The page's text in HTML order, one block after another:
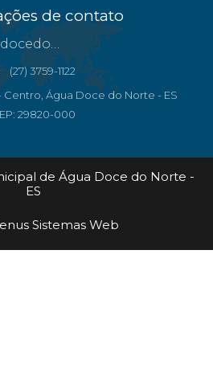
de contato
(27) 3759-1122
Centro, Água Doce do Norte - ES
29820-000
de Água Doce do Norte -
ES
Sistemas Web